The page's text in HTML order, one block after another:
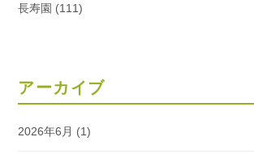
長寿園 (111)
アーカイブ
2026年6月 (1)